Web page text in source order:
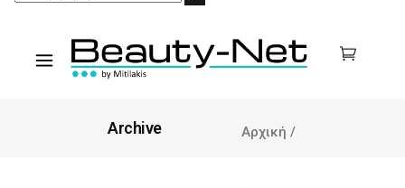
Archive Αρχική /